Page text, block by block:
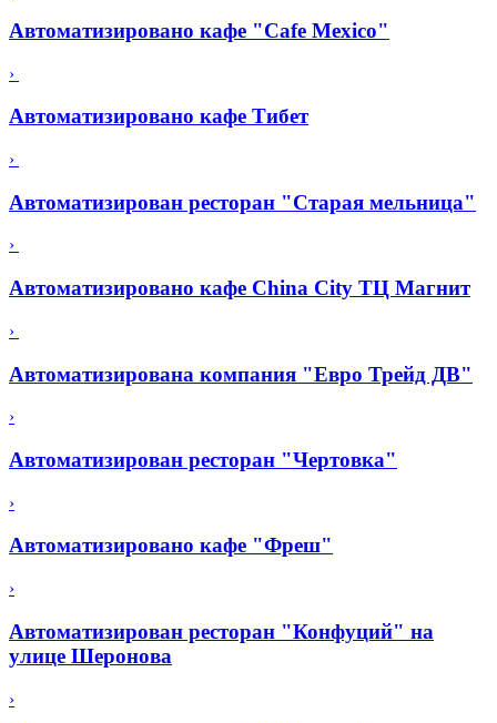
Автоматизировано кафе "Cafe Mexico"
›
Автоматизировано кафе Тибет
›
Автоматизирован ресторан "Старая мельница"
›
Автоматизировано кафе China City ТЦ Магнит
›
Автоматизирована компания "Евро Трейд ДВ"
›
Автоматизирован ресторан "Чертовка"
›
Автоматизировано кафе "Фреш"
›
Автоматизирован ресторан "Конфуций" на
улице Шеронова
›